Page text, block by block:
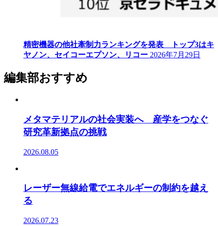
精密機器の他社牽制力ランキングを発表 トップ3はキ
ヤノン、セイコーエプソン、リコー 2026年7月29日
編集部おすすめ
メタマテリアルの社会実装へ 産学をつなぐ
研究革新拠点の挑戦
2026.08.05
レーザー無線給電でエネルギーの制約を越え
る
2026.07.23